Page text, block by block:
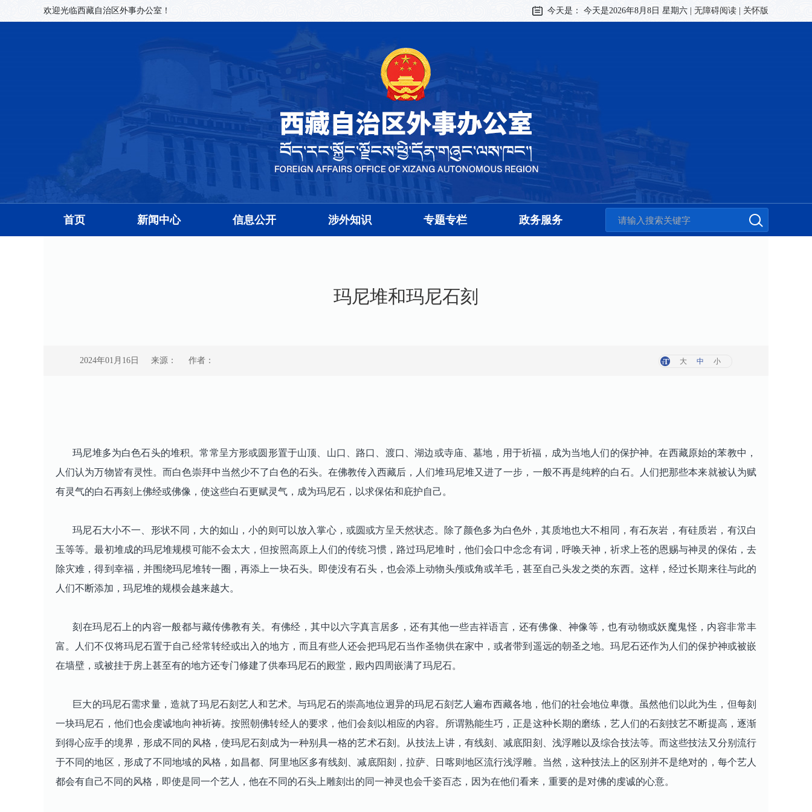
欢迎光临西藏自治区外事办公室！ 今天是： 今天是2026年8月8日 星期六 无障碍阅读 关怀版
首页 新闻中心 信息公开 涉外知识 专题专栏 政务服务
玛尼堆和玛尼石刻
2024年01月16日 来源： 作者： 大 中 小
玛尼堆多为白色石头的堆积。常常呈方形或圆形置于山顶、山口、路口、渡口、湖边或寺庙、墓地，用于祈福，成为当地人们的保护神。在西藏原始的苯教中，
人们认为万物皆有灵性。而白色崇拜中当然少不了白色的石头。在佛教传入西藏后，人们堆玛尼堆又进了一步，一般不再是纯粹的白石。人们把那些本来就被认为赋
有灵气的白石再刻上佛经或佛像，使这些白石更赋灵气，成为玛尼石，以求保佑和庇护自己。
玛尼石大小不一、形状不同，大的如山，小的则可以放入掌心，或圆或方呈天然状态。除了颜色多为白色外，其质地也大不相同，有石灰岩，有硅质岩，有汉白
玉等等。最初堆成的玛尼堆规模可能不会太大，但按照高原上人们的传统习惯，路过玛尼堆时，他们会口中念念有词，呼唤天神，祈求上苍的恩赐与神灵的保佑，去
除灾难，得到幸福，并围绕玛尼堆转一圈，再添上一块石头。即使没有石头，也会添上动物头颅或角或羊毛，甚至自己头发之类的东西。这样，经过长期来往与此的
人们不断添加，玛尼堆的规模会越来越大。
刻在玛尼石上的内容一般都与藏传佛教有关。有佛经，其中以六字真言居多，还有其他一些吉祥语言，还有佛像、神像等，也有动物或妖魔鬼怪，内容非常丰
富。人们不仅将玛尼石置于自己经常转经或出入的地方，而且有些人还会把玛尼石当作圣物供在家中，或者带到遥远的朝圣之地。玛尼石还作为人们的保护神或被嵌
在墙壁，或被挂于房上甚至有的地方还专门修建了供奉玛尼石的殿堂，殿内四周嵌满了玛尼石。
巨大的玛尼石需求量，造就了玛尼石刻艺人和艺术。与玛尼石的崇高地位迥异的玛尼石刻艺人遍布西藏各地，他们的社会地位卑微。虽然他们以此为生，但每刻
一块玛尼石，他们也会虔诚地向神祈祷。按照朝佛转经人的要求，他们会刻以相应的内容。所谓熟能生巧，正是这种长期的磨练，艺人们的石刻技艺不断提高，逐渐
到得心应手的境界，形成不同的风格，使玛尼石刻成为一种别具一格的艺术石刻。从技法上讲，有线刻、减底阳刻、浅浮雕以及综合技法等。而这些技法又分别流行
于不同的地区，形成了不同地域的风格，如昌都、阿里地区多有线刻、减底阳刻，拉萨、日喀则地区流行浅浮雕。当然，这种技法上的区别并不是绝对的，每个艺人
都会有自己不同的风格，即使是同一个艺人，他在不同的石头上雕刻出的同一神灵也会千姿百态，因为在他们看来，重要的是对佛的虔诚的心意。